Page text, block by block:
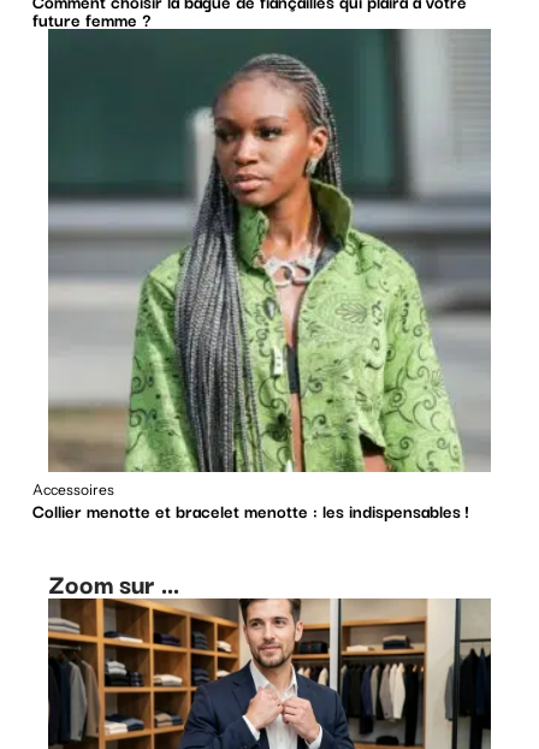
future femme ?
Accessoires
Collier menotte et bracelet menotte : les indispensables !
Zoom sur ...